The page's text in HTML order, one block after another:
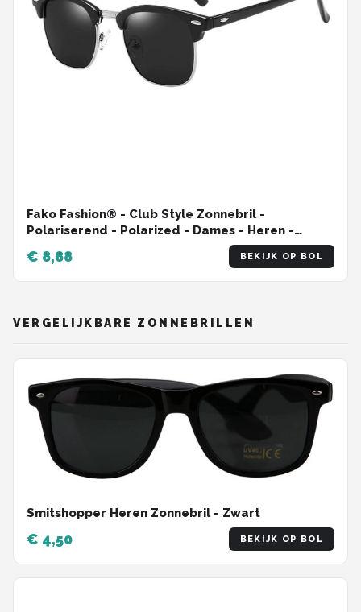
Fako Fashion® - Club Style Zonnebril -
Polariserend - Polarized - Dames - Heren -
€ 8,88 BEKIJK OP BOL
VERGELIJKBARE ZONNEBRILLEN
Smitshopper Heren Zonnebril - Zwart
€ 4,50 BEKIJK OP BOL